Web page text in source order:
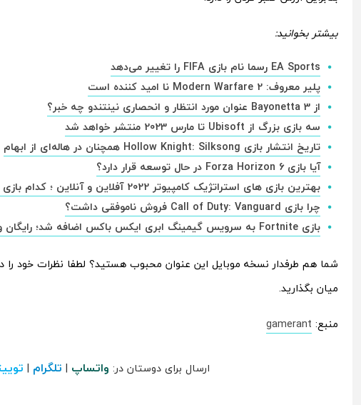
بیشتر بخوانید:
EA Sports رسما نام بازی FIFA را تغییر می‌دهد
پلیر معروف: Modern Warfare 2 نا امید کننده است
از Bayonetta 3 عنوان مورد انتظار و انحصاری نینتندو چه خبر؟
سه بازی بزرگ از Ubisoft تا مارس 2023 منتشر خواهد شد
تاریخ انتشار بازی Hollow Knight: Silksong همچنان در هاله‌ای از ابهام
آیا بازی Forza Horizon 6 در حال توسعه قرار دارد؟
بهترین بازی های استراتژیک کامپیوتر 2022 آفلاین و آنلاین ؛ کدام بازی را دانلود کنیم؟
چرا بازی Call of Duty: Vanguard فروش ناموفقی داشت؟
بازی Fortnite به سرویس گیمینگ ابری ایکس باکس اضافه شد؛ رایگان و بدون نیاز به اشتراک
شما هم طرفدار نسخه موبایل این عنوان محبوب هستید؟ لطفا نظرات خود
میان بگذارید.
منبع: gamerant
ارسال برای دوستان در: واتساپ | تلگرام |